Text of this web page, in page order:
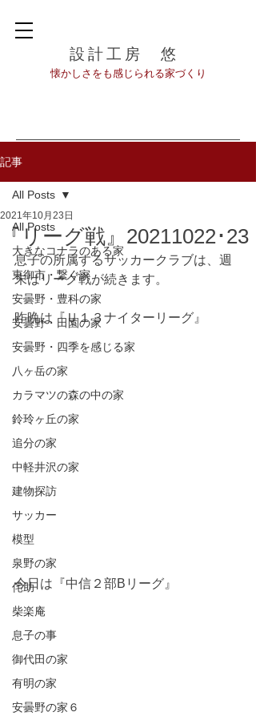
設計工房 悠
​懐かしさをも感じられる家づくり
記事
All Posts
大きなコナラのある家
東御市・繋ぐ家
安曇野・豊科の家
安曇野・田園の家
安曇野・四季を感じる家
八ヶ岳の家
カラマツの森の中の家
鈴玲ヶ丘の家
追分の家
中軽井沢の家
建物探訪
サッカー
模型
泉野の家
侘助
柴楽庵
息子の事
御代田の家
有明の家
安曇野の家６
All Posts
『リーグ戦』20211022･23
2021年10月23日
息子の所属するサッカークラブは、週
末はリーグ戦が続きます。
昨晩は『Ｕ１３ナイターリーグ』
今日は『中信２部Bリーグ』